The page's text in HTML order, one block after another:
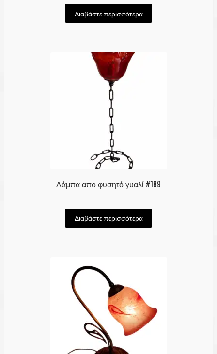
Διαβάστε περισσότερα
Λάμπα απο φυσητό γυαλί #189
Διαβάστε περισσότερα